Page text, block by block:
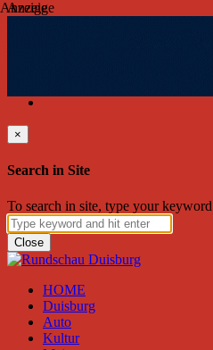
×
Search in Site
To search in site, type your
Close
HOME
Duisburg
Auto
Kultur
Anzeige
Anzeige